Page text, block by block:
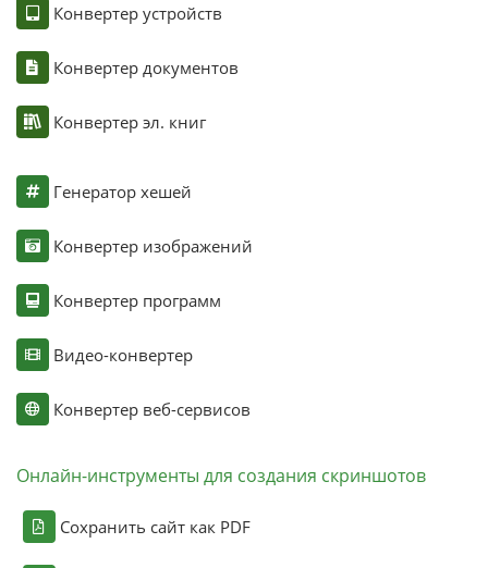
Конвертер устройств
Конвертер документов
Конвертер эл. книг
Генератор хешей
Конвертер изображений
Конвертер программ
Видео-конвертер
Конвертер веб-сервисов
Онлайн-инструменты для создания скриншотов
Сохранить сайт как PDF